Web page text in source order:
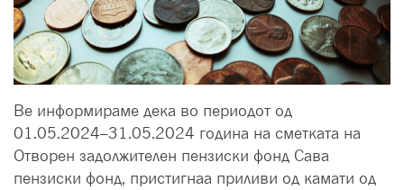
Ве информираме дека во периодот од
01.05.2024–31.05.2024 година на сметката на
Отворен задолжителен пензиски фонд Сава
пензиски фонд, пристигнаа приливи од камати од